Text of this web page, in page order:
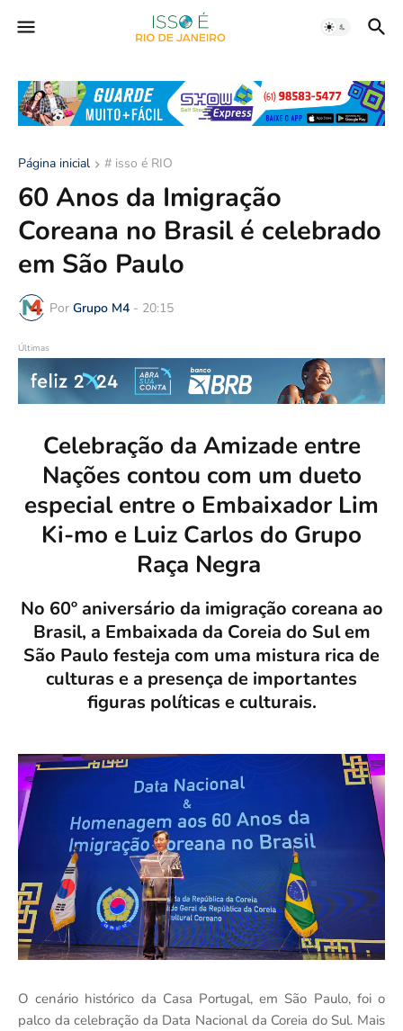
Página inicial # isso é RIO
60 Anos da Imigração
Coreana no Brasil é celebrado
em São Paulo
Por Grupo M4 - 20:15
Últimas
Celebração da Amizade entre
Nações contou com um dueto
especial entre o Embaixador Lim
Ki-mo e Luiz Carlos do Grupo
Raça Negra
No 60º aniversário da imigração coreana ao
Brasil, a Embaixada da Coreia do Sul em
São Paulo festeja com uma mistura rica de
culturas e a presença de importantes
figuras políticas e culturais.
O cenário histórico da Casa Portugal, em São Paulo, foi o
palco da celebração da Data Nacional da Coreia do Sul. Mais